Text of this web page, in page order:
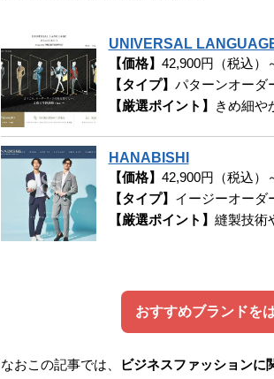
UNIVERSAL
【価格】 42,900円（税込）
【タイプ】 パターンオーダ
【厳選ポイント】
きめ細や
HANABISHI
【価格】 42,900円（税込）
【タイプ】 イージーオーダ
【厳選ポイント】 縫製技術
おすすめブランドを
なおこの記事では、 ビジネスファッションに